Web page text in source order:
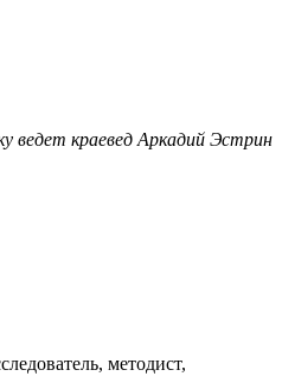
ведет краевед Аркадий Эстрин
методист,